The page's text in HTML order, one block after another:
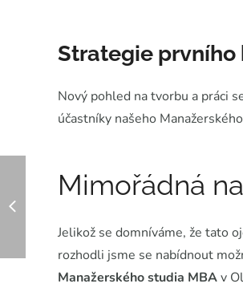
Strategie prvního
Nový pohled na tvorbu a práci
účastníky našeho
Mimořádná
Jelikož se domníváme, že tato
rozhodli jsme se nabídnout
Manažerského studia MBAv